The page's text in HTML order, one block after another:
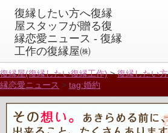
復縁屋(復縁したい復縁工作)>復縁したい
縁恋愛ニュース > tag:婚約